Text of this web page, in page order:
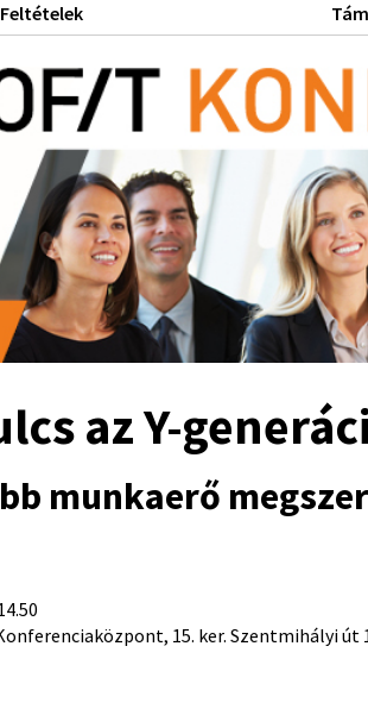
Feltételek
az Y-
munkaerő
15. ker. Szentmihályi út